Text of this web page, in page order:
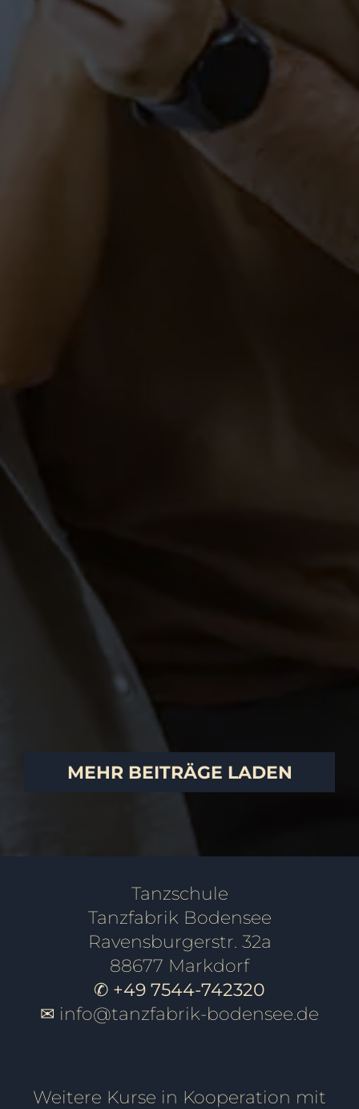
Tanzkurs (Kurzkurs) in
PAARE-SALEM
PAARE-SALEM
Tanzkurs (Kurzkurs) in
PAARE SINGLES
MEHR BEITRÄGE LADEN
Tanzschule
Tanzfabrik Bodensee
Ravensburgerstr. 32a
88677 Markdorf
✆ +49 7544-742320
✉ info@tanzfabrik-bodensee.de
Weitere Kurse in Kooperation mit